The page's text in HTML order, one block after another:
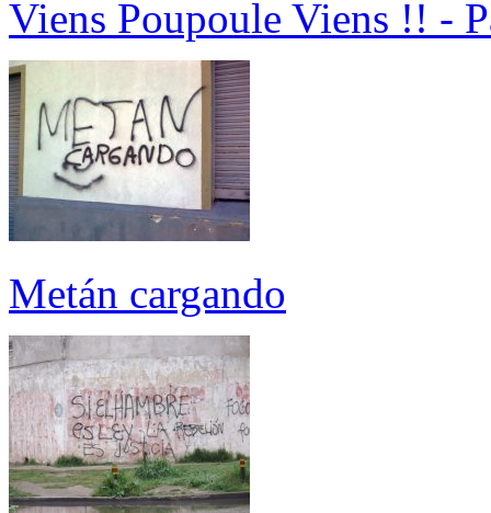
Viens Poupoule Viens !! -
Metán cargando